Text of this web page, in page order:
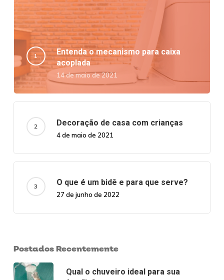
Entenda o mecanismo para caixa
acoplada
14 de maio de 2021
Decoração de casa com crianças
4 de maio de 2021
O que é um bidê e para que serve?
27 de junho de 2022
Postados Recentemente
Qual o chuveiro ideal para sua